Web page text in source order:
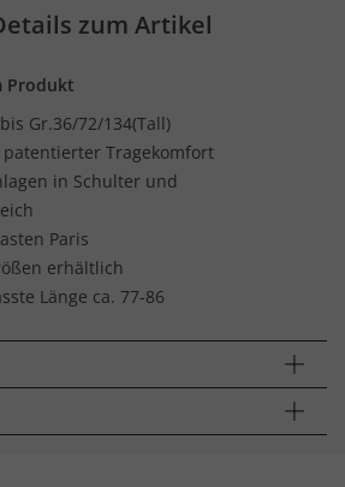
zum Artikel
Produkt
Gr.36/72/134(Tall)
patentierter Tragekomfort
in Schulter und
Paris
erhältlich
Länge ca. 77-86